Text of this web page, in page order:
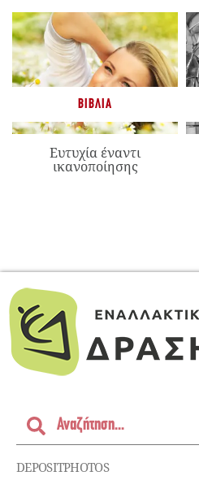
ΒΙΒΛΊΑ
Ευτυχία έναντι
ικανοποίησης
DEPOSITPHOTOS